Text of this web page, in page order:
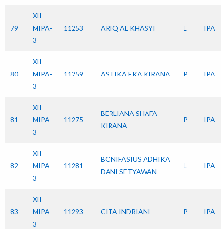
79
XII
MIPA-
3
11253 ARIQ AL KHASYI L IPA
80
XII
MIPA-
3
11259 ASTIKA EKA KIRANA P IPA
81
XII
MIPA-
3
11275
BERLIANA SHAFA
KIRANA
P IPA
82
XII
MIPA-
3
11281
BONIFASIUS ADHIKA
DANI SETYAWAN
L IPA
83
XII
MIPA-
3
11293 CITA INDRIANI P IPA